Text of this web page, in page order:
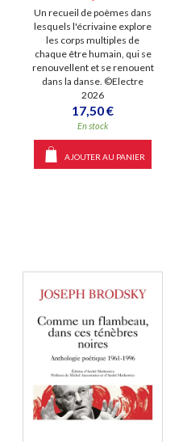
Un recueil de poèmes dans
lesquels l'écrivaine explore
les corps multiples de
chaque être humain, qui se
renouvellent et se renouent
dans la danse. ©Electre
2026
17,50 €
En stock
AJOUTER AU PANIER